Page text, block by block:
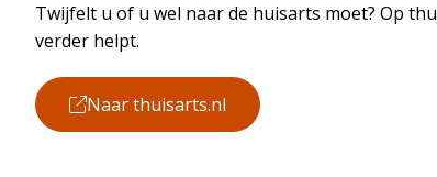
Twijfelt u of u wel naar de huisarts moet? Op
verder helpt.
Naar thuisarts.nl